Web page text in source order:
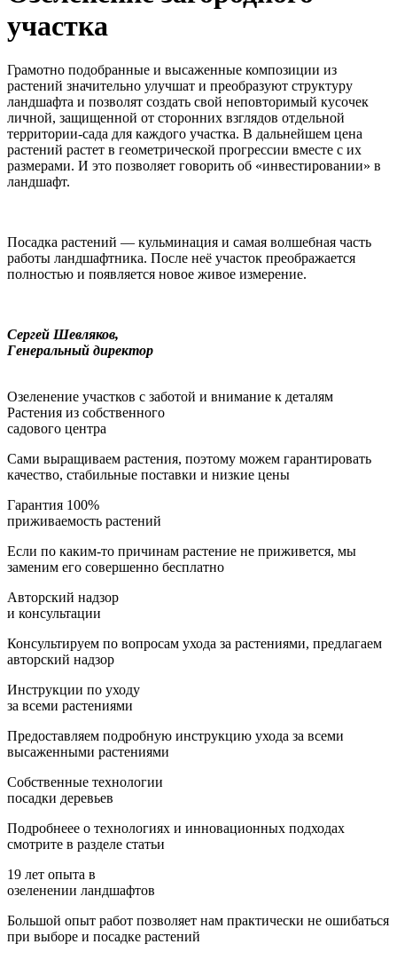
участка
Грамотно подобранные и высаженные композиции из
растений значительно улучшат и преобразуют структуру
ландшафта и позволят создать свой неповторимый кусочек
личной, защищенной от сторонних взглядов отдельной
территории-сада для каждого участка. В дальнейшем цена
растений растет в геометрической прогрессии вместе с их
размерами. И это позволяет говорить об «инвестировании» в
ландшафт.
Посадка растений — кульминация и самая волшебная часть
работы ландшафтника. После неё участок преображается
полностью и появляется новое живое измерение.
Сергей Шевляков,
Генеральный директор
Озеленение участков с заботой и внимание к деталям
Растения из собственного
садового центра
Сами выращиваем растения, поэтому можем гарантировать
качество, стабильные поставки и низкие цены
Гарантия 100%
приживаемость растений
Если по каким-то причинам растение не приживется, мы
заменим его совершенно бесплатно
Авторский надзор
и консультации
Консультируем по вопросам ухода за растениями, предлагаем
авторский надзор
Инструкции по уходу
за всеми растениями
Предоставляем подробную инструкцию ухода за всеми
высаженными растениями
Собственные технологии
посадки деревьев
Подробнеее о технологиях и инновационных подходах
смотрите в разделе статьи
19 лет опыта в
озеленении ландшафтов
Большой опыт работ позволяет нам практически не ошибаться
при выборе и посадке растений